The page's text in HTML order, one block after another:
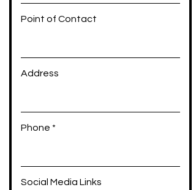
Point of Contact
Address
Phone
Social Media Links